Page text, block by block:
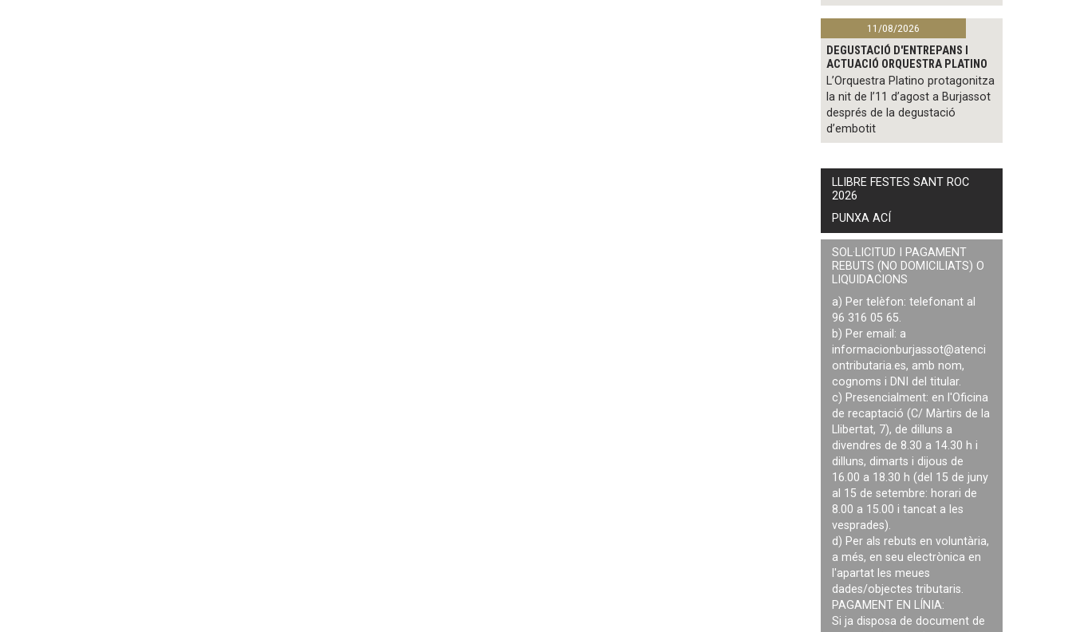
11/08/2026
DEGUSTACIÓ D'ENTREPANS I
ACTUACIÓ ORQUESTRA PLATINO
L’Orquestra Platino protagonitza
la nit de l’11 d’agost a Burjassot
després de la degustació
d’embotit
LLIBRE FESTES SANT ROC
2026
PUNXA ACÍ
SOL·LICITUD I PAGAMENT
REBUTS (NO DOMICILIATS) O
LIQUIDACIONS
a) Per telèfon: telefonant al
96 316 05 65.
b) Per email: a
informacionburjassot@atenci
ontributaria.es, amb nom,
cognoms i DNI del titular.
c) Presencialment: en l'Oficina
de recaptació (C/ Màrtirs de la
Llibertat, 7), de dilluns a
divendres de 8.30 a 14.30 h i
dilluns, dimarts i dijous de
16.00 a 18.30 h (del 15 de juny
al 15 de setembre: horari de
8.00 a 15.00 i tancat a les
vesprades).
d) Per als rebuts en voluntària,
a més, en seu electrònica en
l'apartat les meues
dades/objectes tributaris.
PAGAMENT EN LÍNIA:
Si ja disposa de document de